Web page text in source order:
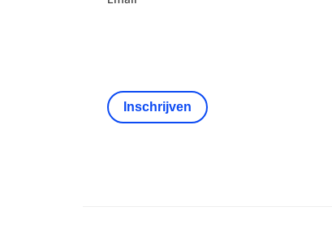
Inschrijven